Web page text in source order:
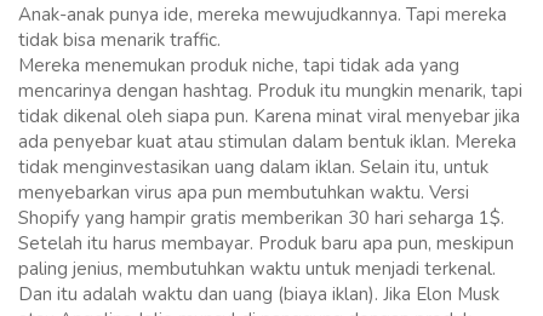
Anak-anak punya ide, mereka mewujudkannya. Tapi mereka
tidak bisa menarik traffic.
Mereka menemukan produk niche, tapi tidak ada yang
mencarinya dengan hashtag. Produk itu mungkin menarik, tapi
tidak dikenal oleh siapa pun. Karena minat viral menyebar jika
ada penyebar kuat atau stimulan dalam bentuk iklan. Mereka
tidak menginvestasikan uang dalam iklan. Selain itu, untuk
menyebarkan virus apa pun membutuhkan waktu. Versi
Shopify yang hampir gratis memberikan 30 hari seharga 1$.
Setelah itu harus membayar. Produk baru apa pun, meskipun
paling jenius, membutuhkan waktu untuk menjadi terkenal.
Dan itu adalah waktu dan uang (biaya iklan). Jika Elon Musk